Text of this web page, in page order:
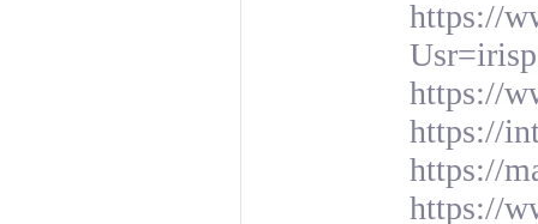
https://
https://
https://
https://
https://